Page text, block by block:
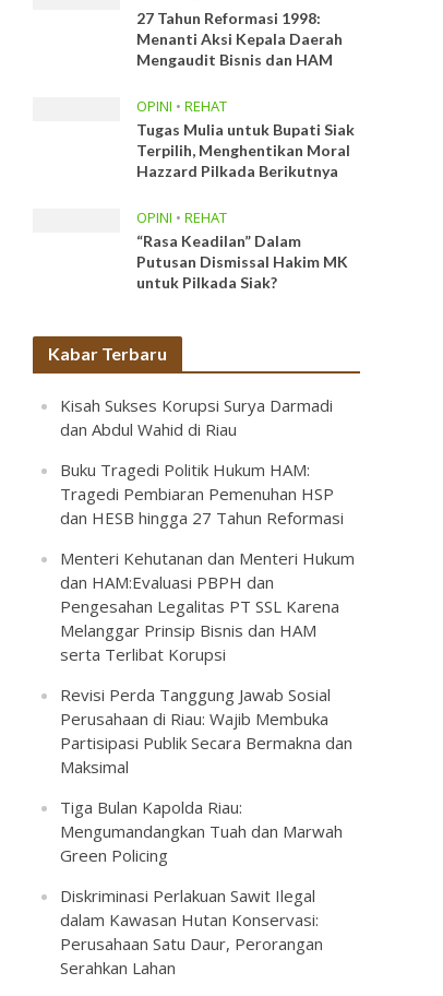
27 Tahun Reformasi 1998:
Menanti Aksi Kepala Daerah
Mengaudit Bisnis dan HAM
OPINI • REHAT
Tugas Mulia untuk Bupati Siak
Terpilih, Menghentikan Moral
Hazzard Pilkada Berikutnya
OPINI • REHAT
“Rasa Keadilan” Dalam
Putusan Dismissal Hakim MK
untuk Pilkada Siak?
Kabar Terbaru
Kisah Sukses Korupsi Surya Darmadi
dan Abdul Wahid di Riau
Buku Tragedi Politik Hukum HAM:
Tragedi Pembiaran Pemenuhan HSP
dan HESB hingga 27 Tahun Reformasi
Menteri Kehutanan dan Menteri Hukum
dan HAM:Evaluasi PBPH dan
Pengesahan Legalitas PT SSL Karena
Melanggar Prinsip Bisnis dan HAM
serta Terlibat Korupsi
Revisi Perda Tanggung Jawab Sosial
Perusahaan di Riau: Wajib Membuka
Partisipasi Publik Secara Bermakna dan
Maksimal
Tiga Bulan Kapolda Riau:
Mengumandangkan Tuah dan Marwah
Green Policing
Diskriminasi Perlakuan Sawit Ilegal
dalam Kawasan Hutan Konservasi:
Perusahaan Satu Daur, Perorangan
Serahkan Lahan